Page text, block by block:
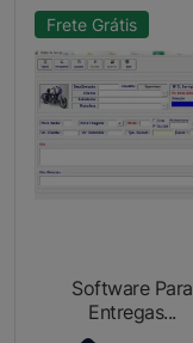
Frete Grátis
Software Para
Entregas...